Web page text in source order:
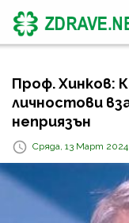
Проф. Хинков:
личностови
неприязън
Сряда, 13 Март 2024